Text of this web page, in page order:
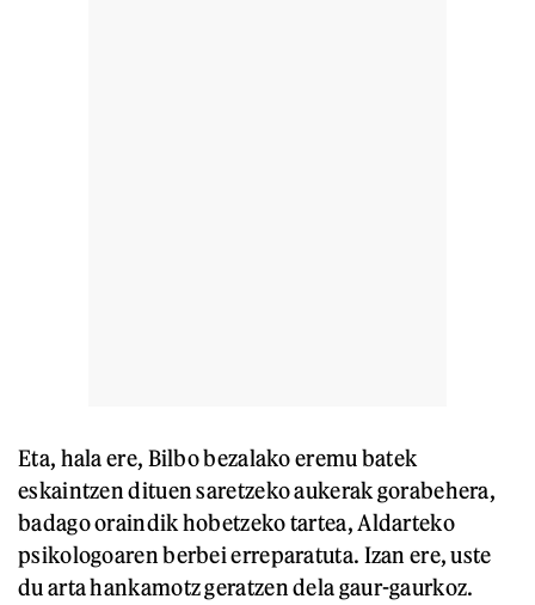
Eta, hala ere, Bilbo bezalako eremu batek
eskaintzen dituen saretzeko aukerak gorabehera,
badago oraindik hobetzeko tartea, Aldarteko
psikologoaren berbei erreparatuta. Izan ere, uste
du arta hankamotz geratzen dela gaur-gaurkoz.